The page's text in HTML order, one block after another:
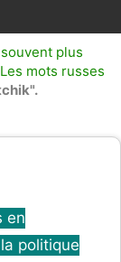
plus
Les mots russes
en
politique